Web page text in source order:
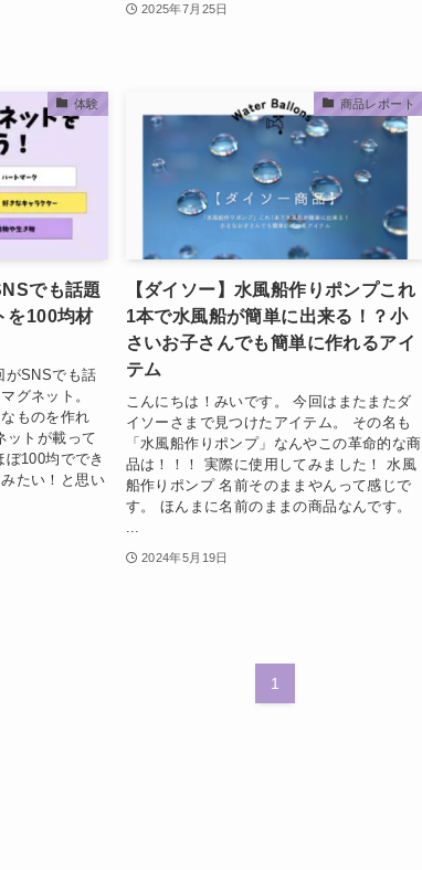
2025年7月25日
体験
でも話題
を100均材
がSNSでも話
グネット。
ものを作れ
ットが載って
100均ででき
たい！と思い
商品レポート
【ダイソー】水風船作りポンプこれ
1本で水風船が簡単に出来る！？小
さいお子さんでも簡単に作れるアイ
テム
こんにちは！みいです。 今回はまたまたダ
イソーさまで見つけたアイテム。 その名も
「水風船作りポンプ」なんやこの革命的な商
品は！！！ 実際に使用してみました！ 水風
船作りポンプ 名前そのままやんって感じで
す。 ほんまに名前のままの商品なんです。
2024年5月19日
1